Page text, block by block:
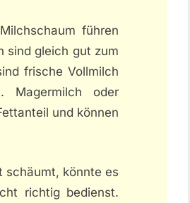
führen
sind gleich gut zum
frische Vollmilch
Magermilch oder
und können
schäumt, könnte es
richtig bedienst.